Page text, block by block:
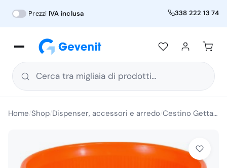
Prezzi IVA inclusa 338 222 13 74
Cerca tra migliaia di prodotti...
Home Shop Dispenser, accessori e arredo Cestino Gettacarte in Plastica da Ufficio Multicolore 24 Pezzi